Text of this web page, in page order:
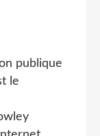
publique
le